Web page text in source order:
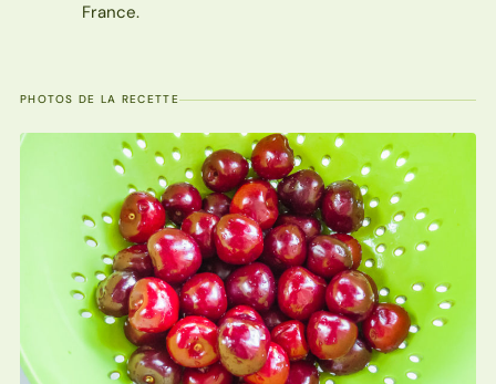
France.
PHOTOS DE LA RECETTE